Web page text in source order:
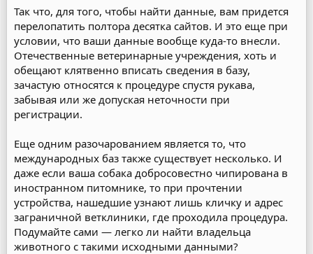
Так что, для того, чтобы найти данные, вам придется
перелопатить полтора десятка сайтов. И это еще при
условии, что ваши данные вообще куда-то внесли.
Отечественные ветеринарные учреждения, хоть и
обещают клятвенно вписать сведения в базу,
зачастую относятся к процедуре спустя рукава,
забывая или же допуская неточности при
регистрации.
Еще одним разочарованием является то, что
международных баз также существует несколько. И
даже если ваша собака добросовестно чипирована в
иностранном питомнике, то при прочтении
устройства, нашедшие узнают лишь кличку и адрес
заграничной ветклиники, где проходила процедура.
Подумайте сами — легко ли найти владельца
животного с такими исходными данными?